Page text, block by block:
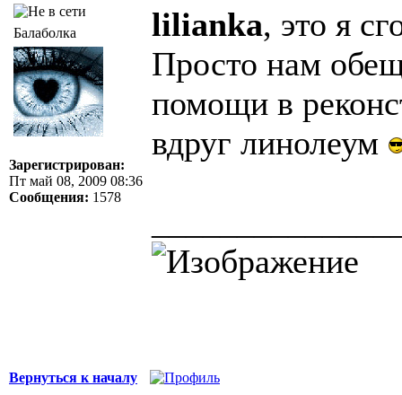
Балаболка
Зарегистрирован:
Пт май 08, 2009 08:36
Сообщения: 1578
lilianka, это я
Просто нам
помощи в
вдруг линолеум
Вернуться к началу